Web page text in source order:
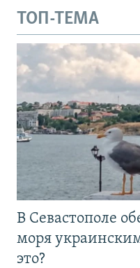
ТОП-ТЕМА
В Севастополе
моря
это?